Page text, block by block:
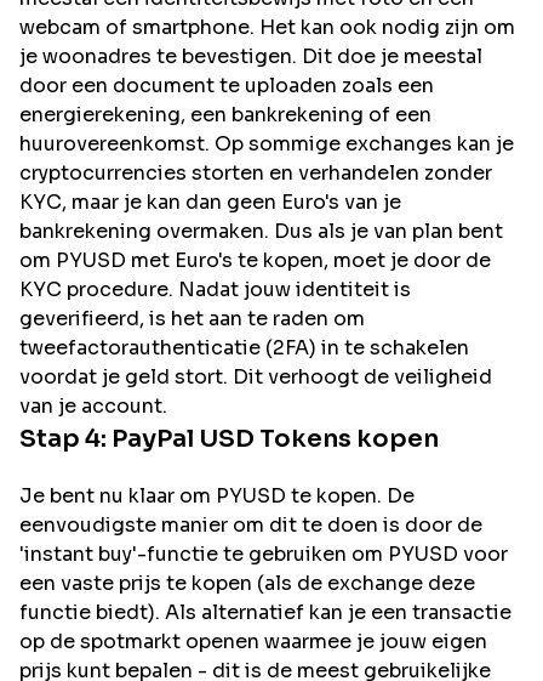
webcam of smartphone. Het kan ook nodig zijn om
je woonadres te bevestigen. Dit doe je meestal
door een document te uploaden zoals een
energierekening, een bankrekening of een
huurovereenkomst. Op sommige exchanges kan je
cryptocurrencies storten en verhandelen zonder
KYC, maar je kan dan geen Euro's van je
bankrekening overmaken. Dus als je van plan bent
om PYUSD met Euro's te kopen, moet je door de
KYC procedure. Nadat jouw identiteit is
geverifieerd, is het aan te raden om
tweefactorauthenticatie (2FA) in te schakelen
voordat je geld stort. Dit verhoogt de veiligheid
van je account.
Stap 4: PayPal USD Tokens kopen
Je bent nu klaar om PYUSD te kopen. De
eenvoudigste manier om dit te doen is door de
'instant buy'-functie te gebruiken om PYUSD voor
een vaste prijs te kopen (als de exchange deze
functie biedt). Als alternatief kan je een transactie
op de spotmarkt openen waarmee je jouw eigen
prijs kunt bepalen - dit is de meest gebruikelijke